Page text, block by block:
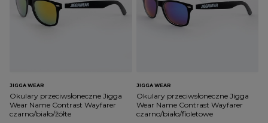
JIGGA WEAR
Okulary przeciwsłoneczne Jigga
Wear Name Contrast Wayfarer
czarno/biało/żółte
JIGGA WEAR
Okulary przeciwsłoneczne Jigga
Wear Name Contrast Wayfarer
czarno/biało/fioletowe